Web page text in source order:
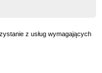
z usług wymagających